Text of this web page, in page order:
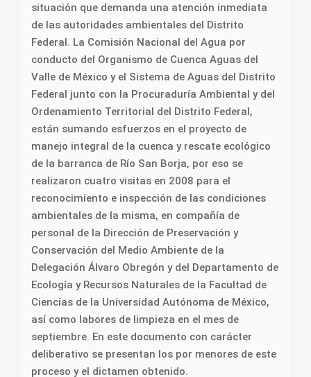
situación que demanda una atención inmediata
de las autoridades ambientales del Distrito
Federal. La Comisión Nacional del Agua por
conducto del Organismo de Cuenca Aguas del
Valle de México y el Sistema de Aguas del Distrito
Federal junto con la Procuraduría Ambiental y del
Ordenamiento Territorial del Distrito Federal,
están sumando esfuerzos en el proyecto de
manejo integral de la cuenca y rescate ecológico
de la barranca de Río San Borja, por eso se
realizaron cuatro visitas en 2008 para el
reconocimiento e inspección de las condiciones
ambientales de la misma, en compañía de
personal de la Dirección de Preservación y
Conservación del Medio Ambiente de la
Delegación Álvaro Obregón y del Departamento de
Ecología y Recursos Naturales de la Facultad de
Ciencias de la Universidad Autónoma de México,
así como labores de limpieza en el mes de
septiembre. En este documento con carácter
deliberativo se presentan los por menores de este
proceso y el dictamen obtenido.